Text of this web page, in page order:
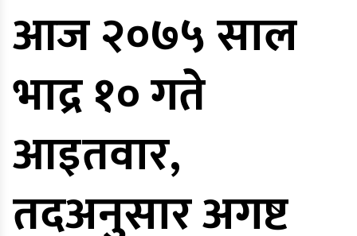
आज २०७५ साल
भाद्र १० गते
आइतवार,
तदअनुसार अगष्ट